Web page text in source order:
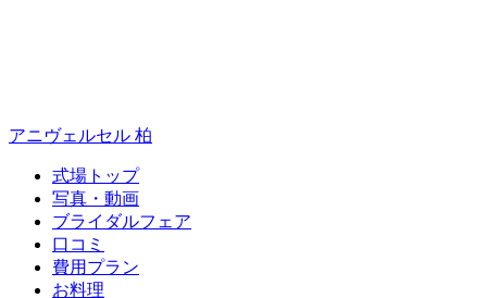
アニヴェルセル 柏
式場トップ
写真・動画
ブライダルフェア
口コミ
費用プラン
お料理